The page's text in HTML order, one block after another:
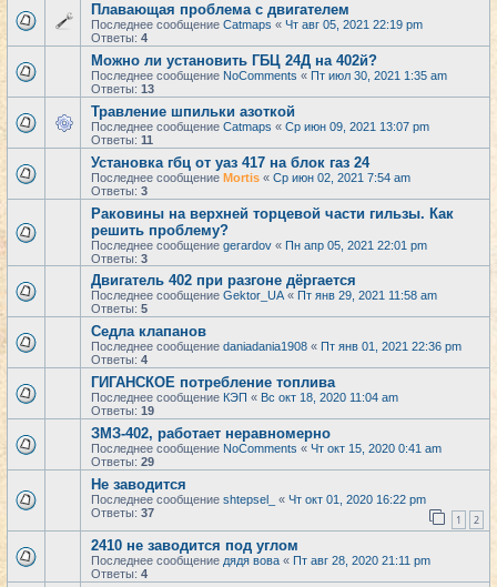
Плавающая проблема с двигателем
Последнее сообщение Catmaps « Чт авг 05, 2021 22:19 pm
Ответы: 4
Можно ли установить ГБЦ 24Д на 402й?
Последнее сообщение NoComments « Пт июл 30, 2021 1:35 am
Ответы: 13
Травление шпильки азоткой
Последнее сообщение Catmaps « Ср июн 09, 2021 13:07 pm
Ответы: 11
Установка гбц от уаз 417 на блок газ 24
Последнее сообщение Mortis « Ср июн 02, 2021 7:54 am
Ответы: 3
Раковины на верхней торцевой части гильзы. Как
решить проблему?
Последнее сообщение gerardov « Пн апр 05, 2021 22:01 pm
Ответы: 3
Двигатель 402 при разгоне дёргается
Последнее сообщение Gektor_UA « Пт янв 29, 2021 11:58 am
Ответы: 5
Седла клапанов
Последнее сообщение daniadania1908 « Пт янв 01, 2021 22:36 pm
Ответы: 4
ГИГАНСКОЕ потребление топлива
Последнее сообщение КЭП « Вс окт 18, 2020 11:04 am
Ответы: 19
ЗМЗ-402, работает неравномерно
Последнее сообщение NoComments « Чт окт 15, 2020 0:41 am
Ответы: 29
Не заводится
Последнее сообщение shtepsel_ « Чт окт 01, 2020 16:22 pm
Ответы: 37 1 2
2410 не заводится под углом
Последнее сообщение дядя вова « Пт авг 28, 2020 21:11 pm
Ответы: 4